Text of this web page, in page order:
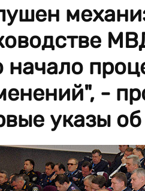
начало
-
указы